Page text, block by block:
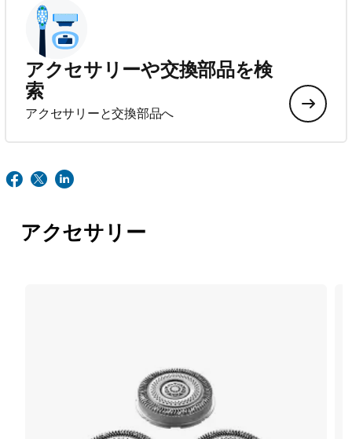
アクセサリーや交換部品を検
索
アクセサリーと交換部品へ
アクセサリー